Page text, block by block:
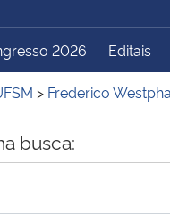
Ministério do
Principal do Sítio
2026 Editais
> Frederico
busca: